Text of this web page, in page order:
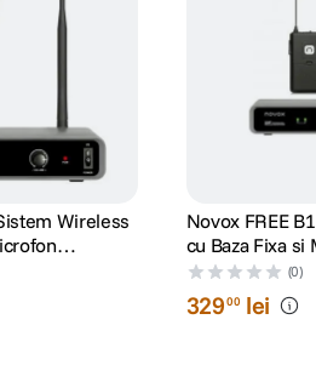
Wireless
Novox FREE
cu Baza Fixa
(0)
32900 lei